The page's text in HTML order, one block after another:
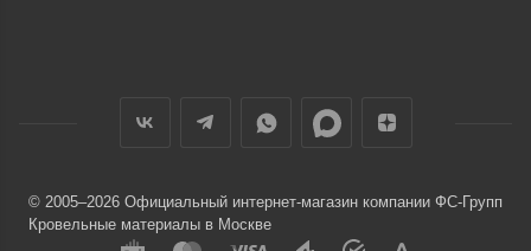
© 2005–2026 Официальный интернет-магазин компании ФС-Групп
Кровельные материалы в Москве